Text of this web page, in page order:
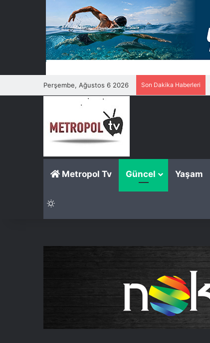
Perşembe, Ağustos 6 2026 Son Dakika Haberleri
Metropol Tv Güncel Yaşam